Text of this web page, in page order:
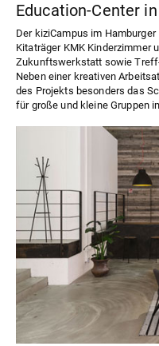
Education-Center
Der kiziCampus im
Kitaträger KMK Kinderzimmer
Zukunftswerkstatt sowie
Neben einer kreativen
des Projekts besonders das
für große und kleine Gruppen